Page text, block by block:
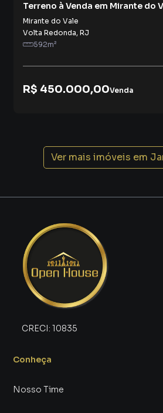
Terreno à Venda em Mirante do
Mirante do Vale
Volta Redonda, RJ
592m²
R$ 450.000,00Venda
Ver mais imóveis em
CRECI: 10835
Conheça
Nosso Time